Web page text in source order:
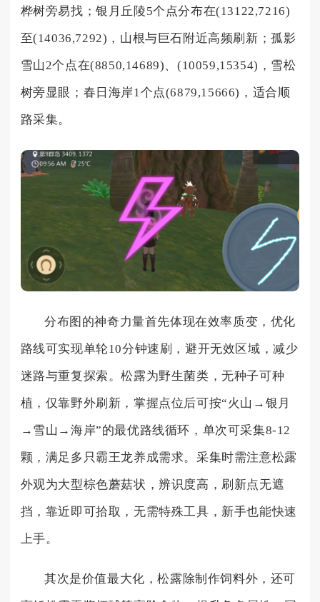
桦树旁易找；银月丘陵5个点分布在(13122,7216)
至(14036,7292)，山根与巨石附近高频刷新；孤影
雪山2个点在(8850,14689)、(10059,15354)，雪松
树旁显眼；春日海岸1个点(6879,15666)，适合顺
路采集。
分布图的神奇力量首先体现在效率质变，优化
路线可实现单轮10分钟速刷，避开无效区域，减少
迷路与重复探索。松露为野生菌类，无种子可种
植，仅靠野外刷新，掌握点位后可按“火山→银月
→雪山→海岸”的最优路线循环，单次可采集8-12
颗，满足多只霸王龙养成需求。采集时需注意松露
外观为大型棕色蘑菇状，辨识度高，刷新点无遮
挡，靠近即可拾取，无需特殊工具，新手也能快速
上手。
其次是价值最大化，松露除制作饲料外，还可